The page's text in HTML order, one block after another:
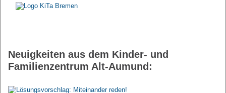
Neuigkeiten aus dem Kinder- und
Familienzentrum Alt-Aumund: